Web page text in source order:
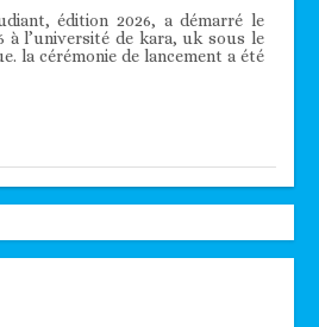
édition 2026, a démarré le
à l’université de kara, uk sous le
la cérémonie de lancement a été